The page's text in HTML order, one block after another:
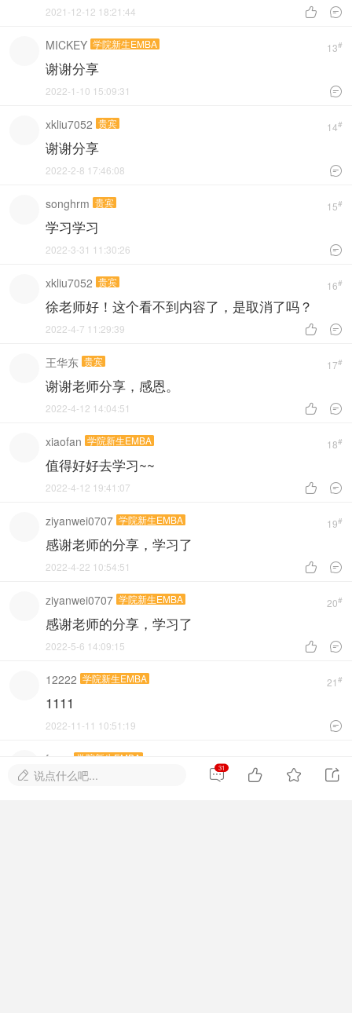
 
2021-12-12 18:21:44
13#
MICKEY 学院新生EMBA
谢谢分享

2022-1-10 15:09:31
14#
xkliu7052 贵宾
谢谢分享

2022-2-8 17:46:08
15#
songhrm 贵宾
学习学习

2022-3-31 11:30:26
16#
xkliu7052 贵宾
徐老师好！这个看不到内容了，是取消了吗？
 
2022-4-7 11:29:39
17#
王华东 贵宾
谢谢老师分享，感恩。
 
2022-4-12 14:04:51
18#
xiaofan 学院新生EMBA
值得好好去学习~~
 
2022-4-12 19:41:07
19#
ziyanwei0707 学院新生EMBA
感谢老师的分享，学习了
 
2022-4-22 10:54:51
20#
ziyanwei0707 学院新生EMBA
感谢老师的分享，学习了
 
2022-5-6 14:09:15
21 #
12222 学院新生EMBA
1111

2022-11-11 10:51:19
fsreg 学院新生EMBA
赶紧学起来
 说点什么吧... 
31   